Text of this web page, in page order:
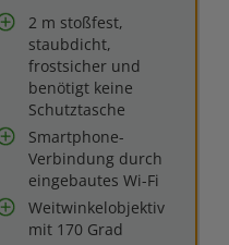
2 m stoßfest,
staubdicht,
frostsicher und
benötigt keine
Schutztasche
Smartphone-
Verbindung durch
eingebautes Wi-Fi
Weitwinkelobjektiv
mit 170 Grad